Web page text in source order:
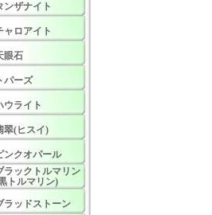
ンザナイト
ャロアイト
眼石
トパーズ
ウライト
翠(ヒスイ)
ンクオパール
ラックトルマリン
トルマリン)
ラッドストーン